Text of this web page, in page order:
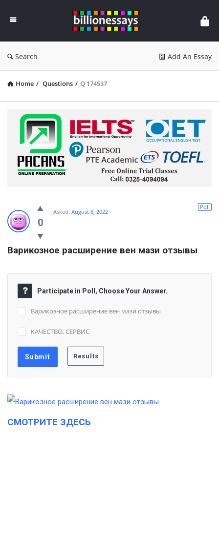
Essays
Search Add An Essay
Home / Questions / Q 174537
0
Poll
Asked: August 8, 2022
Варикозное расширение вен мази отзывы
Participate in Poll, Choose Your Answer.
Варикозное расширение вен мази отзывы
КАЧЕСТВО, СЕРВИС
СМОТРИТЕ ЗДЕСЬ